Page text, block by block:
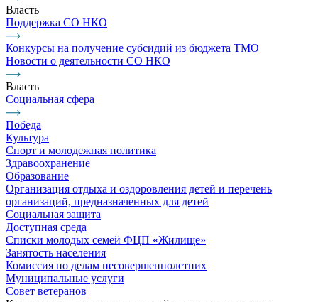
Власть
Поддержка СО НКО
Конкурсы на получение субсидий из бюджета ТМО
Новости о деятельности СО НКО
Власть
Социальная сфера
Победа
Культура
Спорт и молодежная политика
Здравоохранение
Образование
Организация отдыха и оздоровления детей и перечень
организаций, предназначенных для детей
Социальная защита
Доступная среда
Списки молодых семей ФЦП «Жилище»
Занятость населения
Комиссия по делам несовершеннолетних
Муниципальные услуги
Совет ветеранов